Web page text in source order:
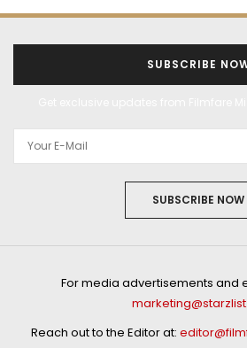
SUBSCRIBE
SUBSCRIBE NOW
For media advertisements and
Reach out to the Editor at: